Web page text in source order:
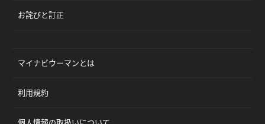
お詫びと訂正
マイナビウーマンとは
利用規約